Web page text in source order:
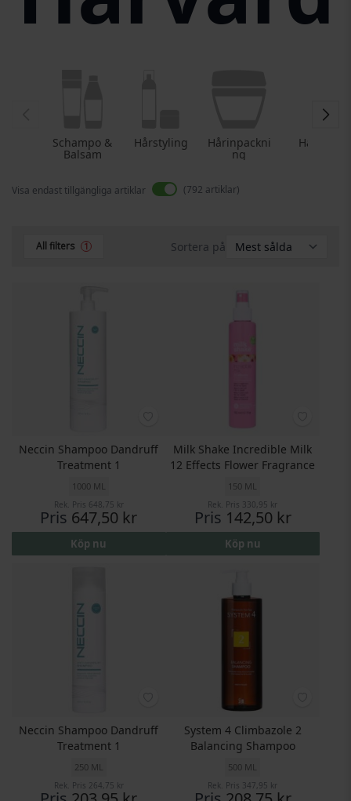
Schampo &
Balsam
Hårstyling Hårinpackni
ng
Hårolja
Visa endast tillgängliga artiklar 792 artiklar
All filters 1 Sortera på
Neccin Shampoo Dandruff
Treatment 1
1000 ML
Rek. Pris 648,75 kr
Pris 647,50 kr
Köp nu
Milk Shake Incredible Milk
12 Effects Flower Fragrance
150 ML
Rek. Pris 330,95 kr
Pris 142,50 kr
Köp nu
Neccin Shampoo Dandruff
Treatment 1
250 ML
Rek. Pris 264,75 kr
System 4 Climbazole 2
Balancing Shampoo
500 ML
Rek. Pris 347,95 kr